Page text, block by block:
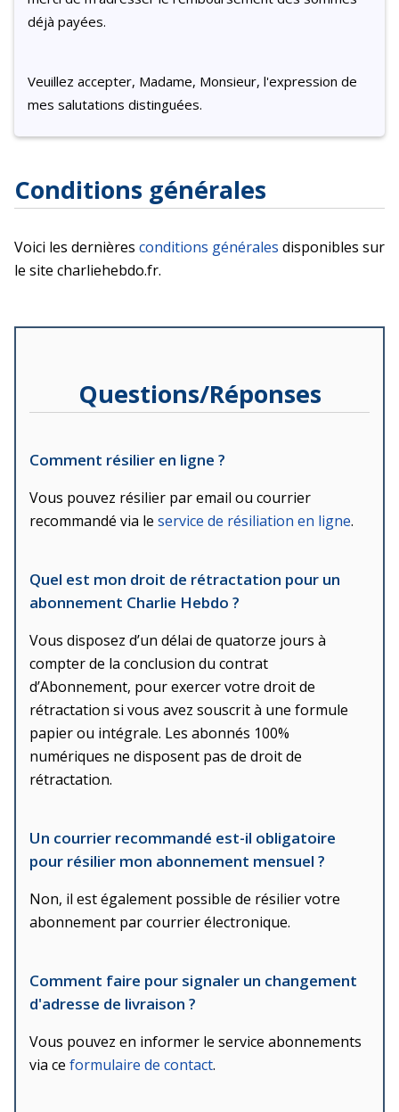
déjà payées.
Veuillez accepter, Madame, Monsieur, l'expression de
mes salutations distinguées.
Conditions générales
Voici les dernières conditions générales disponibles sur
le site charliehebdo.fr.
Questions/Réponses
Comment résilier en ligne ?
Vous pouvez résilier par email ou courrier
recommandé via le service de résiliation en ligne.
Quel est mon droit de rétractation pour un
abonnement Charlie Hebdo ?
Vous disposez d’un délai de quatorze jours à
compter de la conclusion du contrat
d’Abonnement, pour exercer votre droit de
rétractation si vous avez souscrit à une formule
papier ou intégrale. Les abonnés 100%
numériques ne disposent pas de droit de
rétractation.
Un courrier recommandé est-il obligatoire
pour résilier mon abonnement mensuel ?
Non, il est également possible de résilier votre
abonnement par courrier électronique.
Comment faire pour signaler un changement
d'adresse de livraison ?
Vous pouvez en informer le service abonnements
via ce formulaire de contact.